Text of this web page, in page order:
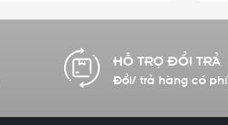
Redmi 10 -9A-9C-
HỖ TRỢ ĐỔI TRẢ
Đổi/ trả hàng có phí